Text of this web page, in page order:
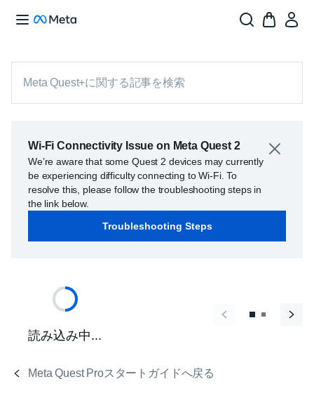
Meta Quest+に関する記事を検索
Wi-Fi Connectivity Issue on Meta Quest 2
We’re aware that some Quest 2 devices may currently
be experiencing difficulty connecting to Wi-Fi. To
resolve this, please follow the troubleshooting steps in
the link below.
Troubleshooting Steps
Meta Quest Proスタートガイドへ戻る
読み込み中...